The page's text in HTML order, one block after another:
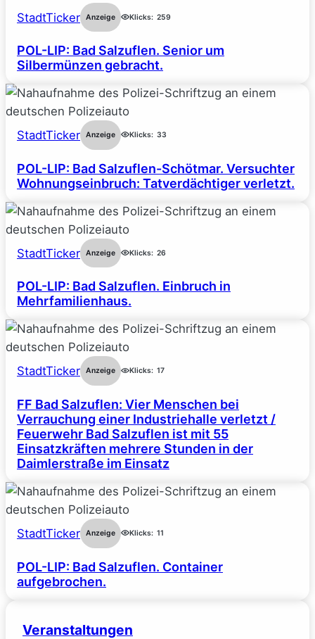
StadtTicker Anzeige Klicks: 259
POL-LIP: Bad Salzuflen. Senior um
Silbermünzen gebracht.
StadtTicker Anzeige Klicks: 33
POL-LIP: Bad Salzuflen-Schötmar. Versuchter
Wohnungseinbruch: Tatverdächtiger verletzt.
StadtTicker Anzeige Klicks: 26
POL-LIP: Bad Salzuflen. Einbruch in
Mehrfamilienhaus.
StadtTicker Anzeige Klicks: 17
FF Bad Salzuflen: Vier Menschen bei
Verrauchung einer Industriehalle verletzt /
Feuerwehr Bad Salzuflen ist mit 55
Einsatzkräften mehrere Stunden in der
Daimlerstraße im Einsatz
StadtTicker Anzeige Klicks: 11
POL-LIP: Bad Salzuflen. Container
aufgebrochen.
Veranstaltungen